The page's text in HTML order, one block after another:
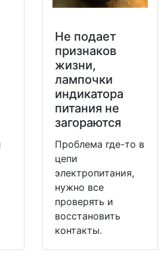
Не подает
признаков
жизни,
лампочки
индикатора
питания не
загораются
Проблема где-то в
цепи
электропитания,
нужно все
проверять и
восстановить
контакты.